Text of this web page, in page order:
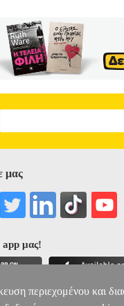
μας
app μας!
περιεχομένου και